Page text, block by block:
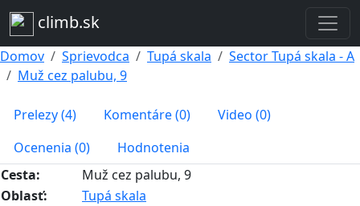
climb.sk
Domov Sprievodca Tupá skala
Sector Tupá skala - A
Muž cez palubu, 9
Prelezy (4) Komentáre (0)
Video (0)
Ocenenia (0)
Hodnotenia
Cesta:
Muž cez palubu, 9
Oblasť:
Tupá skala